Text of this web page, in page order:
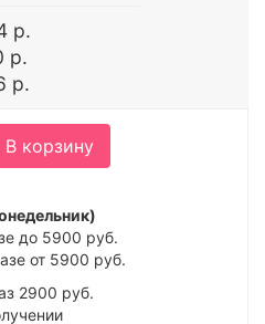
р.
р.
р.
В корзину
до 5900 руб.
от 5900 руб.
2900 руб.